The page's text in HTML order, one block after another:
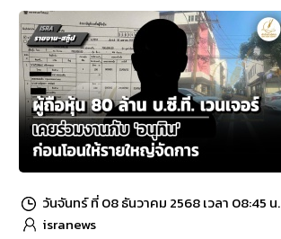
วันจันทร์ ที่ 08 ธันวาคม 2568 เวลา 08:45 น.
isranews